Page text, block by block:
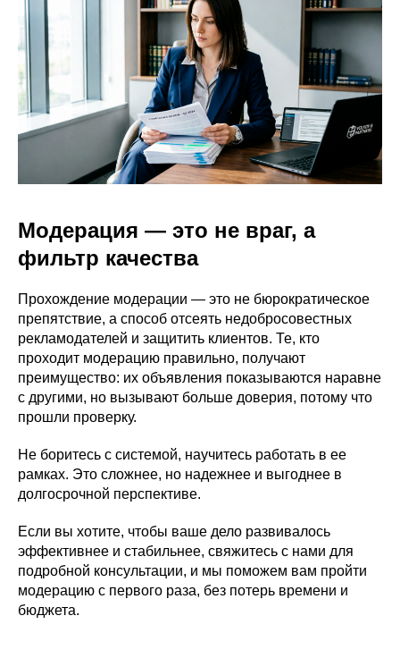
Модерация — это не враг, а
фильтр качества
Прохождение модерации — это не бюрократическое
препятствие, а способ отсеять недобросовестных
рекламодателей и защитить клиентов. Те, кто
проходит модерацию правильно, получают
преимущество: их объявления показываются наравне
с другими, но вызывают больше доверия, потому что
прошли проверку.
Не боритесь с системой, научитесь работать в ее
рамках. Это сложнее, но надежнее и выгоднее в
долгосрочной перспективе.
Если вы хотите, чтобы ваше дело развивалось
эффективнее и стабильнее, свяжитесь с нами для
подробной консультации, и мы поможем вам пройти
модерацию с первого раза, без потерь времени и
бюджета.